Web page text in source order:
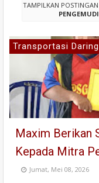
TAMPILKAN
PENGEMUDI
Transportasi Daring
Maxim Berikan
Kepada Mitra
Jumat, Mei 08, 2026